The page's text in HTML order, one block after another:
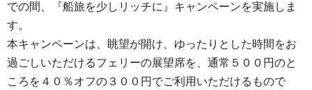
での間、『船旅を少しリッチに』キャンペーンを実施しま
す。
本キャンペーンは、眺望が開け、ゆったりとした時間をお
過ごしいただけるフェリーの展望席を、通常５００円のと
ころを４０％オフの３００円でご利用いただけるもので